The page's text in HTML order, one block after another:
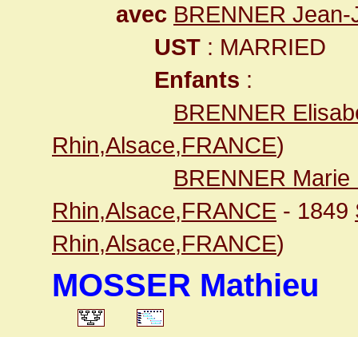
avec BRENNER
UST : MARRIED
Enfants :
BRENNER
Rhin,Alsace,FRANCE)
BRENNER Marie
Rhin,Alsace,FRANCE - 1849
Rhin,Alsace,FRANCE)
MOSSER Mathieu